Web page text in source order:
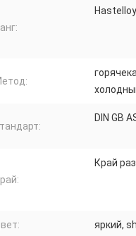
Hastelloy
DIN GB
Край
яркий,